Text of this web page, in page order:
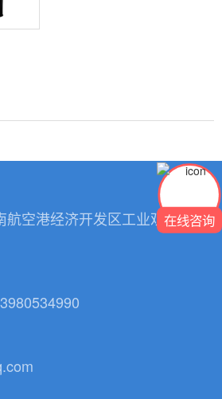
航空港经济开发区工业观山路
在线咨询